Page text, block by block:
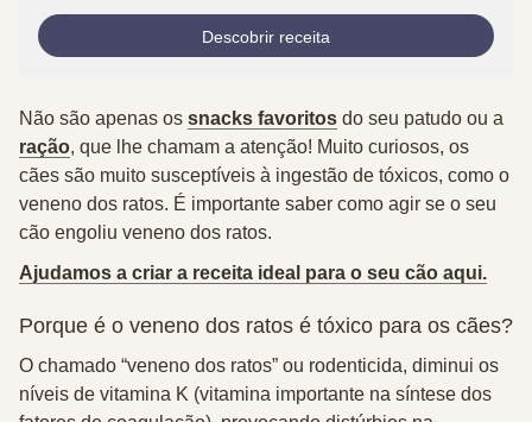
Descobrir receita
Não são apenas os snacks favoritos do seu patudo ou a
ração, que lhe chamam a atenção! Muito curiosos, os
cães são muito susceptíveis à ingestão de tóxicos, como o
veneno dos ratos. É importante saber como agir se o seu
cão engoliu veneno dos ratos.
Ajudamos a criar a receita ideal para o seu cão aqui.
Porque é o veneno dos ratos é tóxico para os cães?
O chamado “veneno dos ratos” ou rodenticida, diminui os
níveis de vitamina K (vitamina importante na síntese dos